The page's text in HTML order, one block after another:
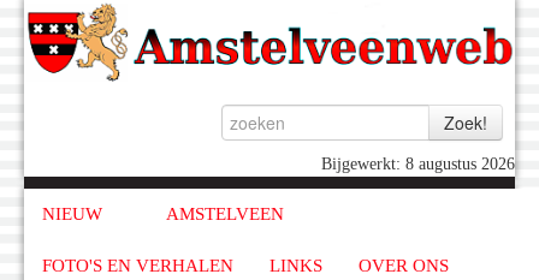
Bijgewerkt: 8 augustus 2026
NIEUW AMSTELVEEN
FOTO'S EN VERHALEN LINKS OVER ONS